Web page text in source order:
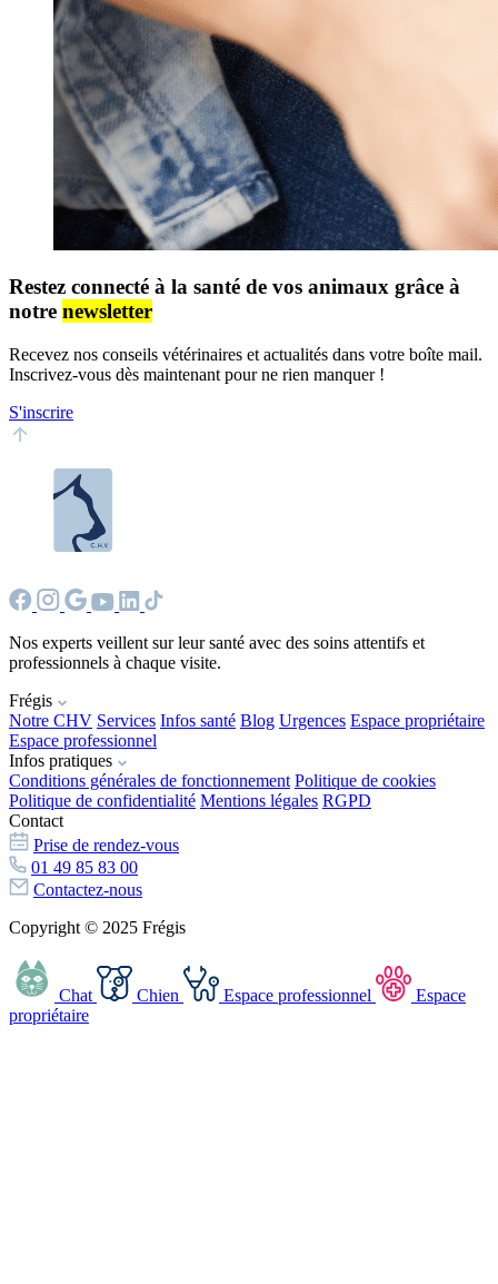
Restez connecté à la santé de vos animaux grâce à
notre newsletter
Recevez nos conseils vétérinaires et actualités dans votre boîte mail.
Inscrivez-vous dès maintenant pour ne rien manquer !
S'inscrire
Nos experts veillent sur leur santé avec des soins attentifs et
professionnels à chaque visite.
Frégis
Notre CHV Services Infos santé Blog Urgences Espace propriétaire
Espace professionnel
Infos pratiques
Conditions générales de fonctionnement Politique de cookies
Politique de confidentialité Mentions légales RGPD
Contact
Prise de rendez-vous
01 49 85 83 00
Contactez-nous
Copyright © 2025 Frégis
Chat Chien Espace professionnel
Espace
propriétaire